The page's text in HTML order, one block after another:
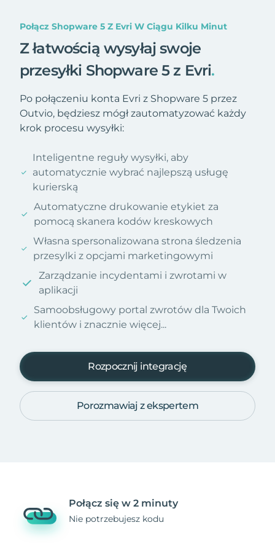
Połącz Shopware 5 Z Evri W Ciągu Kilku Minut
Z łatwością wysyłaj swoje
przesyłki Shopware 5 z Evri.
Po połączeniu konta Evri z Shopware 5 przez
Outvio, będziesz mógł zautomatyzować każdy
krok procesu wysyłki:
Inteligentne reguły wysyłki, aby
automatycznie wybrać najlepszą usługę
kurierską
Automatyczne drukowanie etykiet za
pomocą skanera kodów kreskowych
Własna spersonalizowana strona śledzenia
przesylki z opcjami marketingowymi
Zarządzanie incydentami i zwrotami w
aplikacji
Samoobsługowy portal zwrotów dla Twoich
klientów i znacznie więcej...
Rozpocznij integrację
Porozmawiaj z ekspertem
Połącz się w 2 minuty
Nie potrzebujesz kodu